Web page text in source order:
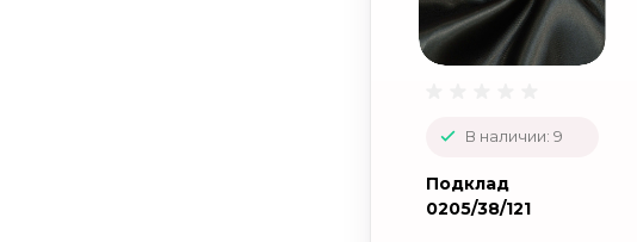
В наличии: 9
Подклад
0205/38/121